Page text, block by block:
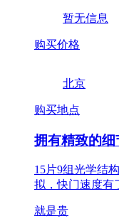
暂无信息
购买价格
北京
购买地点
拥有精致的细
15片9组光学结
拟，快门速度有
就是贵